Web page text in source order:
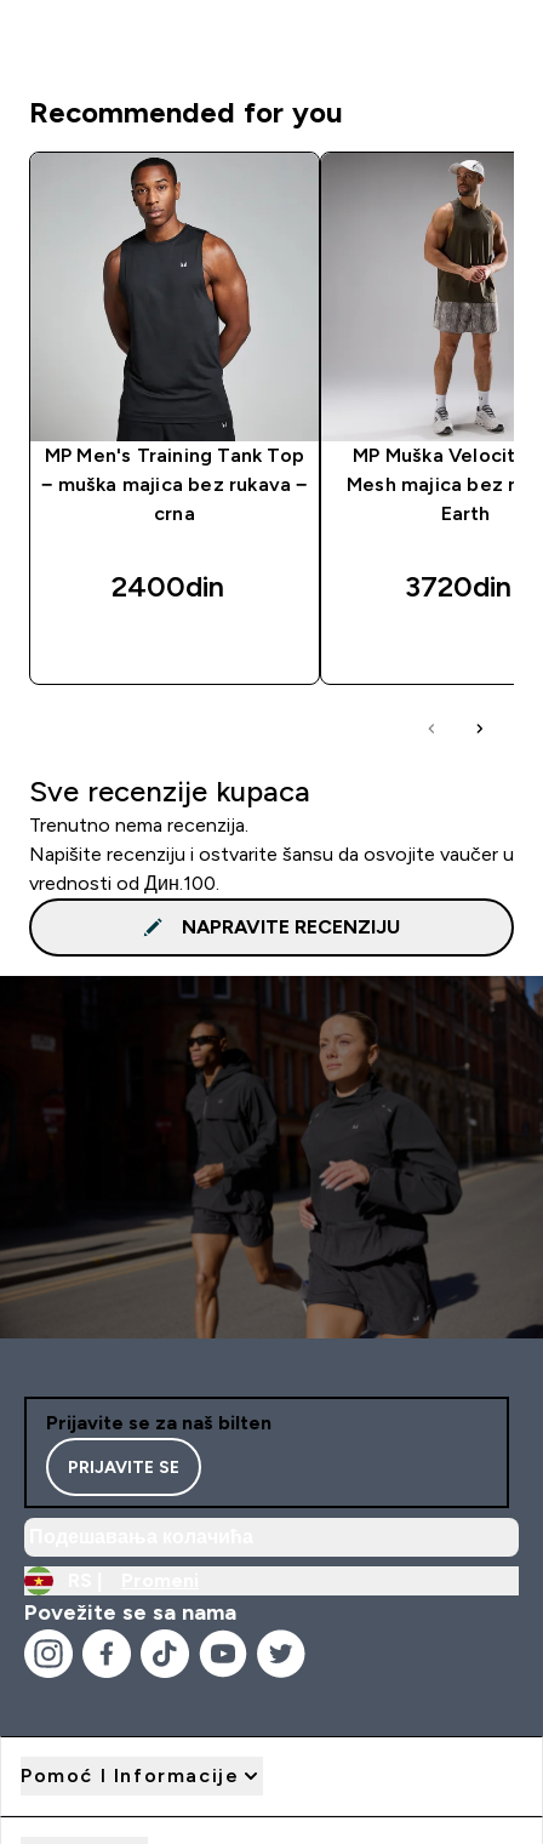
Recommended for you
MP Men's Training Tank Top
− muška majica bez rukava −
crna
2400din‎
MP Muška Velocity
Mesh majica bez
Earth
3720din‎
Sve recenzije kupaca
Trenutno nema recenzija.
Napišite recenziju i ostvarite šansu da osvojite vaučer u
vrednosti od Дин.100.
NAPRAVITE RECENZIJU
Prijavite se za naš bilten
PRIJAVITE SE
Povežite se sa nama
Pomoć I Informacije